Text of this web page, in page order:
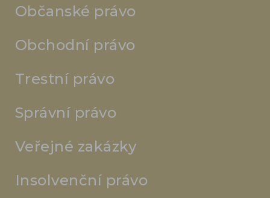
Občanské právo
Obchodní právo
Trestní právo
Správní právo
Veřejné zakázky
Insolvenční právo